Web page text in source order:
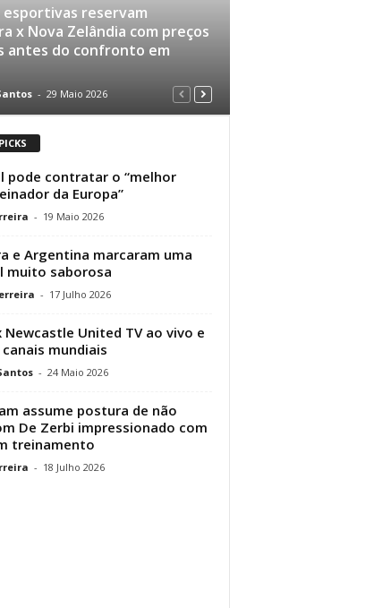
reservam
x Nova Zelândia com preços
antes do confronto em
- 29 Maio 2026
pode contratar o “melhor
da Europa”
- 19 Maio 2026
e Argentina marcaram uma
muito saborosa
- 17 Julho 2026
Newcastle United TV ao vivo e
mundiais
- 24 Maio 2026
assume postura de não
De Zerbi impressionado com
treinamento
- 18 Julho 2026